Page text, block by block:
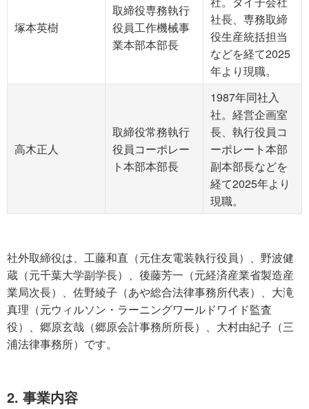
塚本英樹
取締役専務執行
役員工作機械事
業本部本部長
社長、専務取締
役生産統括担当
などを経て2025
年より現職。
高木正人
取締役常務執行
役員コーポレー
ト本部本部長
1987年同社入
社。経営企画室
長、執行役員コ
ーポレート本部
副本部長などを
経て2025年より
現職。
社外取締役は、工藤和直（元住友電装執行役員）、野波健
蔵（元千葉大学副学長）、後藤芳一（元経済産業省製造産
業局次長）、佐野綾子（あや総合法律事務所代表）、大滝
真理（元ウィルソン・ラーニングワールドワイド監査
役）、郷原玄哉（郷原会計事務所所長）、大村由紀子（三
浦法律事務所）です。
2. 事業内容